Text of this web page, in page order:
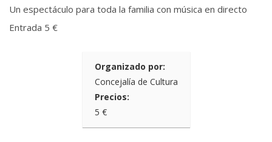
Un espectáculo para toda la familia con música en directo
Entrada 5 €
Organizado por:
Concejalía de Cultura
Precios:
5 €